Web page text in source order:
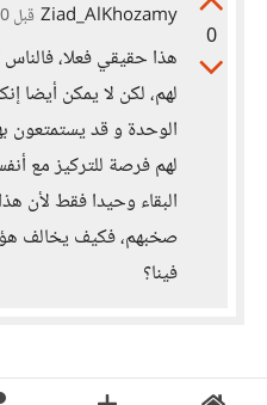
0
Ziad_AlKhozamy قبل 10 أشهر
هذا حقيقي فعلا،
لهم، لكن لا يمكن أيضا
الوحدة و قد يستمتعون
لهم فرصة للتركيز مع
البقاء وحيدا فقط لأن
صخبهم، فكيف يخالف
فينا؟